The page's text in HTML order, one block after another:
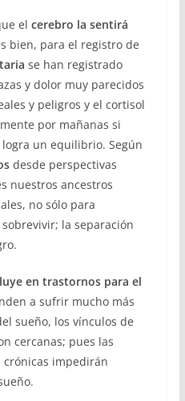
el cerebro la sentirá
bien, para el registro de
se han registrado
y dolor muy parecidos
y peligros y el cortisol
por mañanas si
un equilibrio. Según
desde perspectivas
nuestros ancestros
no sólo para
la separación
en trastornos para el
a sufrir mucho más
sueño, los vínculos de
cercanas; pues las
crónicas impedirán